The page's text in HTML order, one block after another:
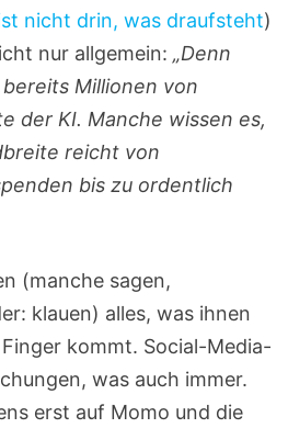
nicht drin, was draufsteht)
nur allgemein:„Denn
Millionen von
der KI. Manche wissen es,
reicht von
bis zu ordentlich
(manche sagen,
klauen) alles, was ihnen
kommt. Social-Media-
was auch immer.
erst auf Momo und die